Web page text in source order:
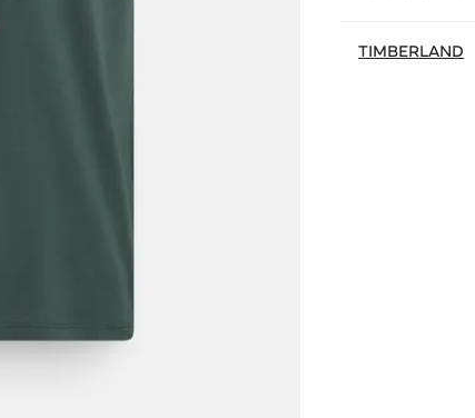
TIMBERLAND